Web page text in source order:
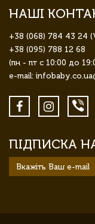
НАШІ
+38 (068) 784 43 24
+38 (095) 788 12 68
(пн - пт с 10:00 до
e-mail:
ПІДПИСКА